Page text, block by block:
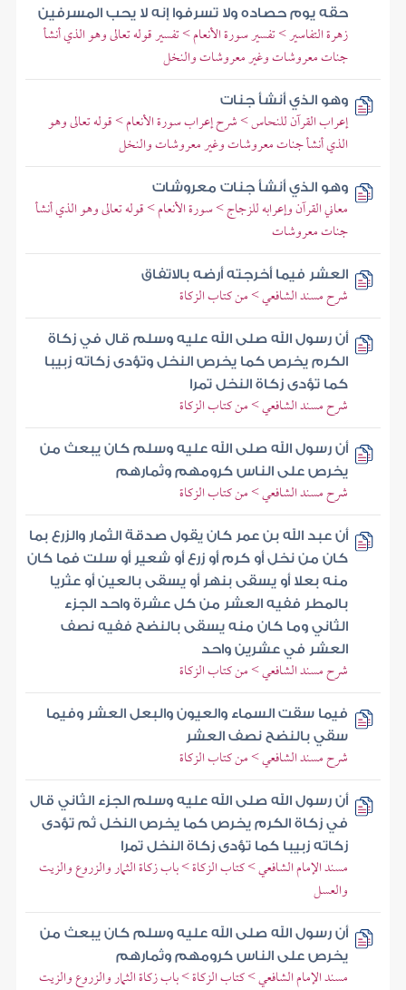
حقه يوم حصاده ولا تسرفوا إنه لا يحب المسرفين
زهرة التفاسير > تفسير سورة الأنعام > تفسير قوله تعالى وهو الذي أنشأ
جنات معروشات وغير معروشات والنخل
وهو الذي أنشأ جنات
إعراب القرآن للنحاس > شرح إعراب سورة الأنعام > قوله تعالى وهو
الذي أنشأ جنات معروشات وغير معروشات والنخل
وهو الذي أنشأ جنات معروشات
معاني القرآن وإعرابه للزجاج > سورة الأنعام > قوله تعالى وهو الذي أنشأ
جنات معروشات
العشر فيما أخرجته أرضه بالاتفاق
شرح مسند الشافعي > من كتاب الزكاة
أن رسول الله صلى الله عليه وسلم قال في زكاة
الكرم يخرص كما يخرص النخل وتؤدى زكاته زبيبا
كما تؤدى زكاة النخل تمرا
شرح مسند الشافعي > من كتاب الزكاة
أن رسول الله صلى الله عليه وسلم كان يبعث من
يخرص على الناس كرومهم وثمارهم
شرح مسند الشافعي > من كتاب الزكاة
أن عبد الله بن عمر كان يقول صدقة الثمار والزرع بما
كان من نخل أو كرم أو زرع أو شعير أو سلت فما كان
منه بعلا أو يسقى بنهر أو يسقى بالعين أو عثريا
بالمطر ففيه العشر من كل عشرة واحد الجزء
الثاني وما كان منه يسقى بالنضح ففيه نصف
العشر في عشرين واحد
شرح مسند الشافعي > من كتاب الزكاة
فيما سقت السماء والعيون والبعل العشر وفيما
سقي بالنضح نصف العشر
شرح مسند الشافعي > من كتاب الزكاة
أن رسول الله صلى الله عليه وسلم الجزء الثاني قال
في زكاة الكرم يخرص كما يخرص النخل ثم تؤدى
زكاته زبيبا كما تؤدى زكاة النخل تمرا
مسند الإمام الشافعي > كتاب الزكاة > باب زكاة الثمار والزروع والزيت
والعسل
أن رسول الله صلى الله عليه وسلم كان يبعث من
يخرص على الناس كرومهم وثمارهم
مسند الإمام الشافعي > كتاب الزكاة > باب زكاة الثمار والزروع والزيت